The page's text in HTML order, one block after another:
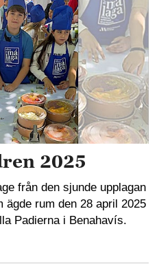
2025
från den sjunde upplagan
ägde rum den 28 april 2025
Padierna i Benahavís.